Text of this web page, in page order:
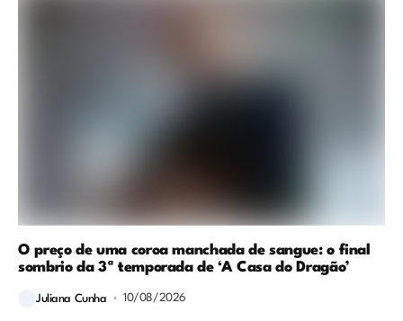
O preço de uma coroa manchada de sangue: o final
sombrio da 3ª temporada de ‘A Casa do Dragão’
Juliana Cunha 10/08/2026